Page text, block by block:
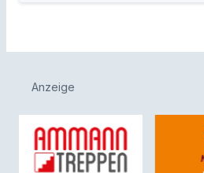
Anzeige